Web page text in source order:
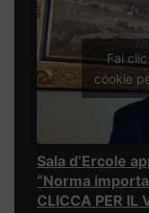
Fai
cookie
Sala d’Ercole
“Norma
CLICCA PER IL